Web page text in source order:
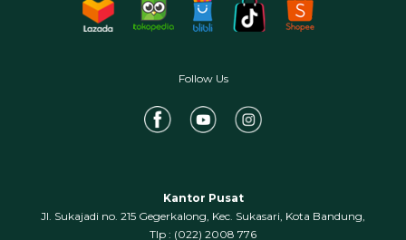
Follow Us
Kantor Pusat
Jl. Sukajadi no. 215 Gegerkalong, Kec. Sukasari, Kota Bandung,
‍Tlp : (022) 2008 776